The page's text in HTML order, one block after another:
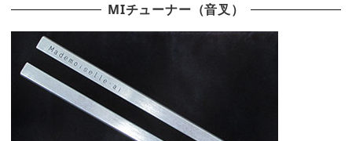
MIチューナー（音叉）